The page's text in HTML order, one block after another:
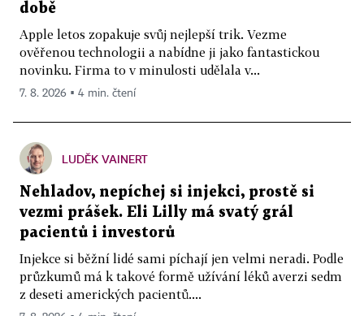
době
Apple letos zopakuje svůj nejlepší trik. Vezme
ověřenou technologii a nabídne ji jako fantastickou
novinku. Firma to v minulosti udělala v...
7. 8. 2026 ▪ 4 min. čtení
LUDĚK VAINERT
Nehladov, nepíchej si injekci, prostě si
vezmi prášek. Eli Lilly má svatý grál
pacientů i investorů
Injekce si běžní lidé sami píchají jen velmi neradi. Podle
průzkumů má k takové formě užívání léků averzi sedm
z deseti amerických pacientů....